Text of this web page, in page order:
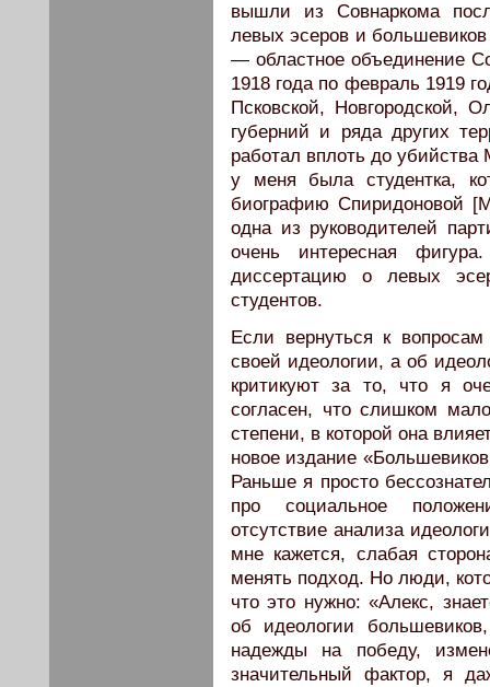
вышли из Совнаркома
левых эсеров и
— областное объединение
1918 года по февраль 1919
Псковской, Новгородской,
губерний и ряда других
работал вплоть до
у меня была студентка,
биографию Спиридоновой
одна из руководителей
очень интересная
диссертацию о левых
студентов.
Если вернуться к
своей идеологии, а об
критикуют за то, что я
согласен, что слишком
степени, в которой она
новое издание
Раньше я просто
про социальное
отсутствие анализа
мне кажется, слабая
менять подход. Но люди,
что это нужно: «Алекс,
об идеологии
надежды на победу,
значительный фактор, я